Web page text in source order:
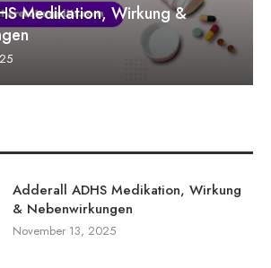
Medikation, Wirkung &
Adderall ADHS Medikation, Wirkung
& Nebenwirkungen
November 13, 2025